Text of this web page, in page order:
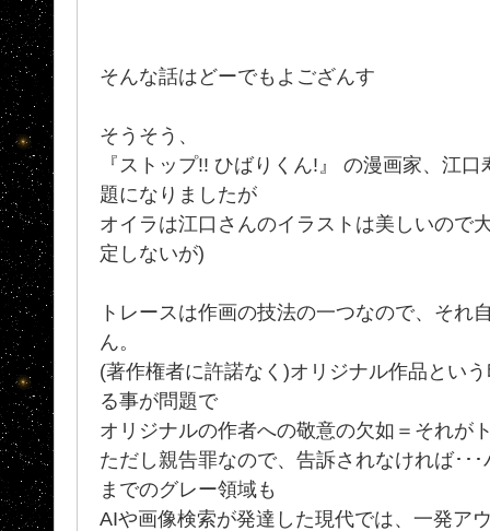
そんな話はどーでもよござんす
そうそう、
『ストップ!! ひばりくん!』 の漫画家、江口
題になりましたが
オイラは江口さんのイラストは美しいので
定しないが)
トレースは作画の技法の一つなので、それ
ん。
(著作権者に許諾なく)オリジナル作品とい
る事が問題で
オリジナルの作者への敬意の欠如＝それが
ただし親告罪なので、告訴されなければ･･
までのグレー領域も
AIや画像検索が発達した現代では、一発ア